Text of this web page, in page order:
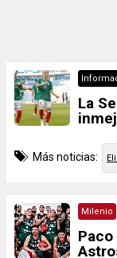
La
Más noticias:
Milenio